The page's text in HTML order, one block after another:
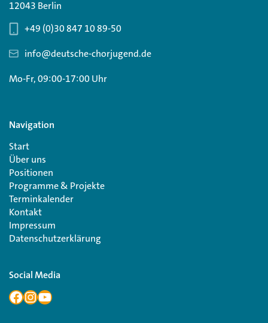
12043 Berlin
+49 (0)30 847 10 89-50
info@deutsche-chorjugend.de
Mo-Fr, 09:00-17:00 Uhr
Navigation
Start
Über uns
Positionen
Programme & Projekte
Terminkalender
Kontakt
Impressum
Datenschutzerklärung
Social Media